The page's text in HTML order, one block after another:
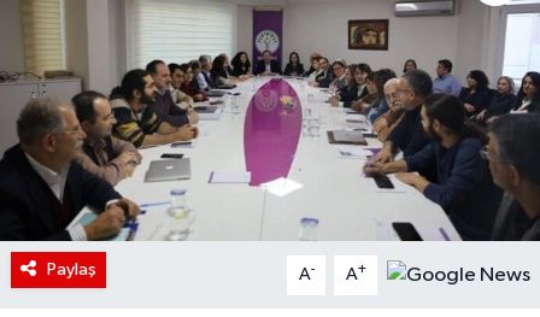
Paylaş A- A+